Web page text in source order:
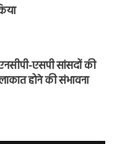
एसपी सांसदों की
होने की संभावना